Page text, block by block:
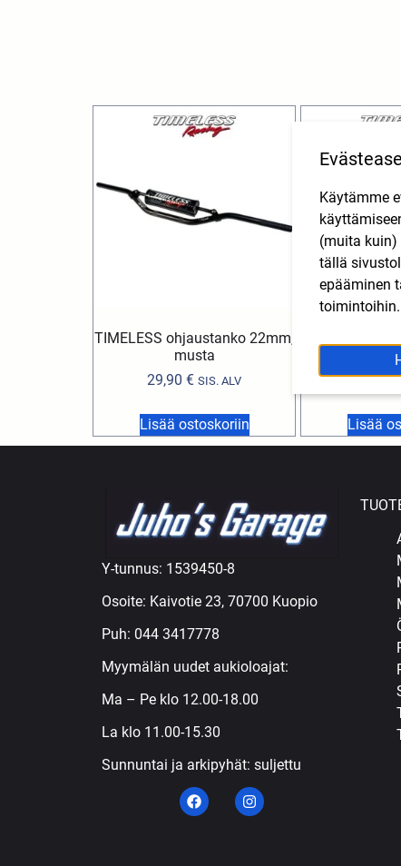
TIMELESS ohjaustanko 22mm,
musta
29,90 € SIS. ALV
Lisää ostoskoriin
29,90€
Lisää
Y-tunnus: 1539450-8
Osoite: Kaivotie 23, 70700 Kuopio
Puh: 044 3417778
Myymälän uudet aukioloajat:
Ma – Pe klo 12.00-18.00
La klo 11.00-15.30
Sunnuntai ja arkipyhät: suljettu
Käytämme
(muita
tällä
epääminen
toimintoihin.